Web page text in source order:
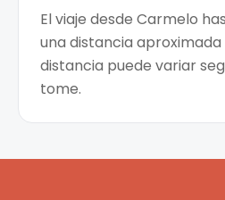
El viaje desde Carmelo
una distancia aproximada
distancia puede variar
tome.